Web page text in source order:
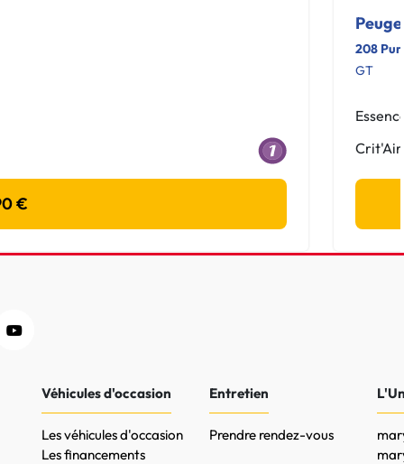
€
208
GT
Crit'Air
Véhicules d'occasion
Les véhicules d'occasion
Les financements
Entretien
Prendre rendez-vous